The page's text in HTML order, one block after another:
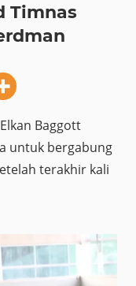
Timnas
Baggott
untuk bergabung
terakhir kali